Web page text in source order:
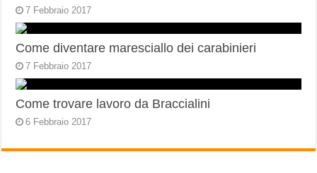
7 Febbraio 2017
Come diventare maresciallo dei carabinieri
7 Febbraio 2017
Come trovare lavoro da Braccialini
6 Febbraio 2017